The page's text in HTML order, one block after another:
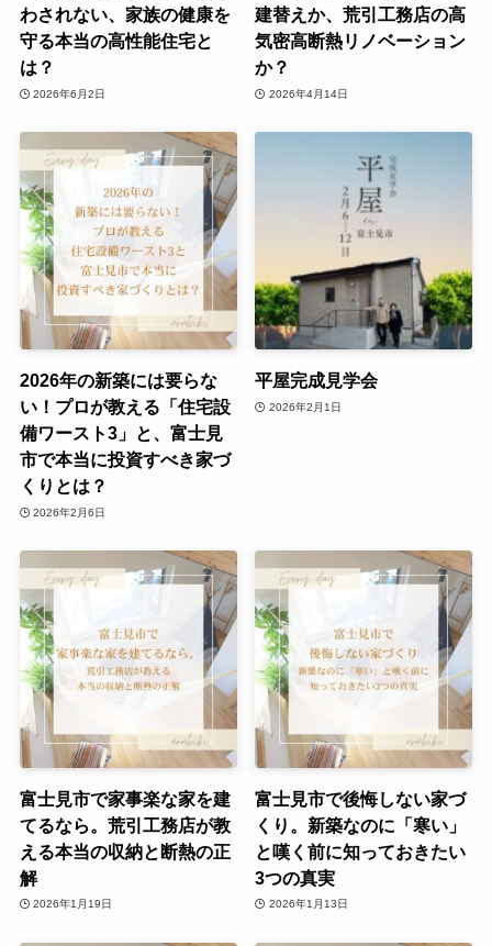
わされない、家族の健康を
守る本当の高性能住宅と
は？
2026年6月2日
建替えか、荒引工務店の高
気密高断熱リノベーション
か？
2026年4月14日
2026年の新築には要らな
い！プロが教える「住宅設
備ワースト3」と、富士見
市で本当に投資すべき家づ
くりとは？
2026年2月6日
平屋完成見学会
2026年2月1日
富士見市で家事楽な家を建
てるなら。荒引工務店が教
える本当の収納と断熱の正
解
2026年1月19日
富士見市で後悔しない家づ
くり。新築なのに「寒い」
と嘆く前に知っておきたい
3つの真実
2026年1月13日